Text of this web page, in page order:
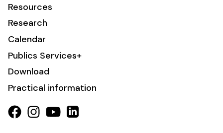
Resources
Research
Calendar
Publics Services+
Download
Practical information